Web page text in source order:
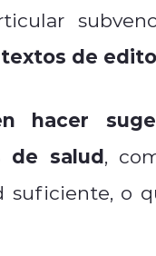
textos de
hacer
de salud,
o